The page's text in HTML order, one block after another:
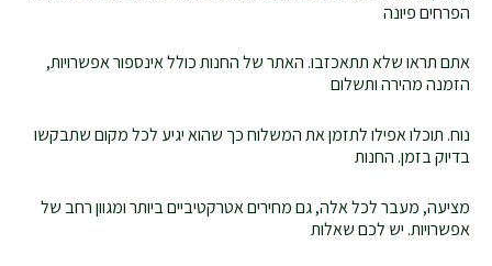
הפרחים פיונה
אתם תראו שלא תתאכזבו. האתר של החנות כולל אינספור אפשרויות,
הזמנה מהירה ותשלום
נוח. תוכלו אפילו לתזמן את המשלוח כך שהוא יגיע לכל מקום שתבקשו
בדיוק בזמן. החנות
מציעה, מעבר לכל אלה, גם מחירים אטרקטיביים ביותר ומגוון רחב של
אפשרויות. יש לכם שאלות